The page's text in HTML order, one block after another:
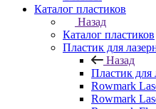
Каталог пластиков
Назад
Каталог пластиков
Пластик для
Назад
Пластик для
Rowmark
Rowmark